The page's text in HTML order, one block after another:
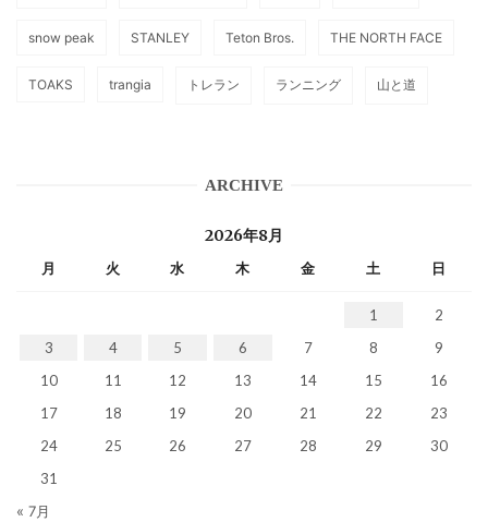
snow peak STANLEY Teton Bros. THE NORTH FACE
TOAKS trangia トレラン ランニング 山と道
ARCHIVE
2026年8月
月 火 水 木 金 土 日
1
2
3
4 5 6 7 8
9
10
11 12 13 14 15
16
17
18 19 20 21 22
23
24
25 26 27 28 29
30
31
« 7月